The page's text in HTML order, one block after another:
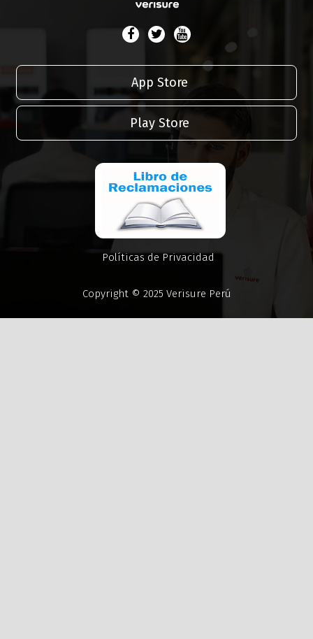
App Store
Play Store
Políticas de Privacidad
Copyright © 2025 Verisure Perú